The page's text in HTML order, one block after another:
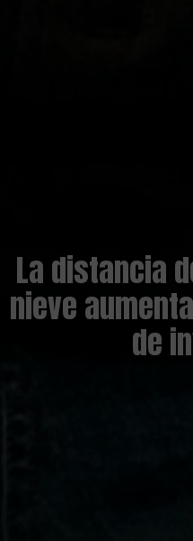
La distancia
nieve
de